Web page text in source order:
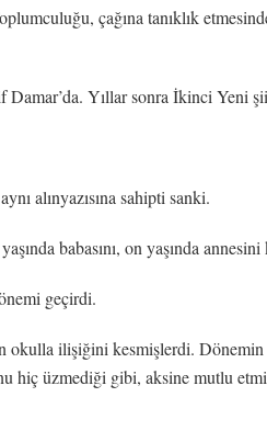
çağına tanıklık
Damar’da. Yıllar sonra İkinci Yeni
alınyazısına sahipti sanki.
babasını, on yaşında
geçirdi.
okulla ilişiğini kesmişlerdi.
hiç üzmediği gibi, aksine mutlu